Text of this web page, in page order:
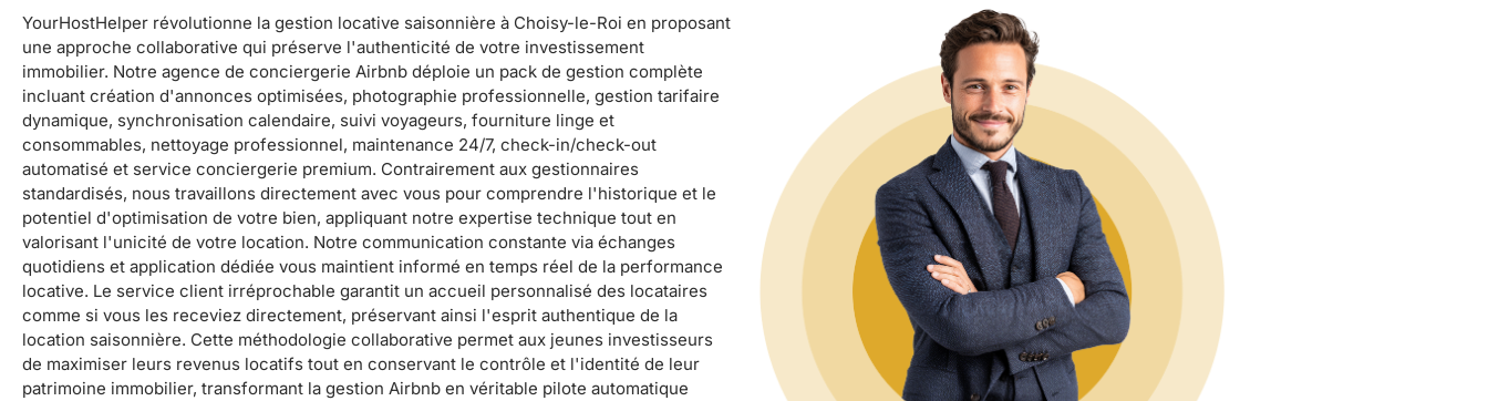
YourHostHelper révolutionne la gestion locative saisonnière à Choisy-le-Roi en proposant
une approche collaborative qui préserve l'authenticité de votre investissement
immobilier. Notre agence de conciergerie Airbnb déploie un pack de gestion complète
incluant création d'annonces optimisées, photographie professionnelle, gestion tarifaire
dynamique, synchronisation calendaire, suivi voyageurs, fourniture linge et
consommables, nettoyage professionnel, maintenance 24/7, check-in/check-out
automatisé et service conciergerie premium. Contrairement aux gestionnaires
standardisés, nous travaillons directement avec vous pour comprendre l'historique et le
potentiel d'optimisation de votre bien, appliquant notre expertise technique tout en
valorisant l'unicité de votre location. Notre communication constante via échanges
quotidiens et application dédiée vous maintient informé en temps réel de la performance
locative. Le service client irréprochable garantit un accueil personnalisé des locataires
comme si vous les receviez directement, préservant ainsi l'esprit authentique de la
location saisonnière. Cette méthodologie collaborative permet aux jeunes investisseurs
de maximiser leurs revenus locatifs tout en conservant le contrôle et l'identité de leur
patrimoine immobilier, transformant la gestion Airbnb en véritable pilote automatique